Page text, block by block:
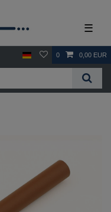
☰
0 0,00 EUR